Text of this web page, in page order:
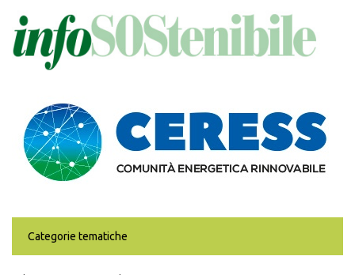
contenuto
principale
Categorie tematiche